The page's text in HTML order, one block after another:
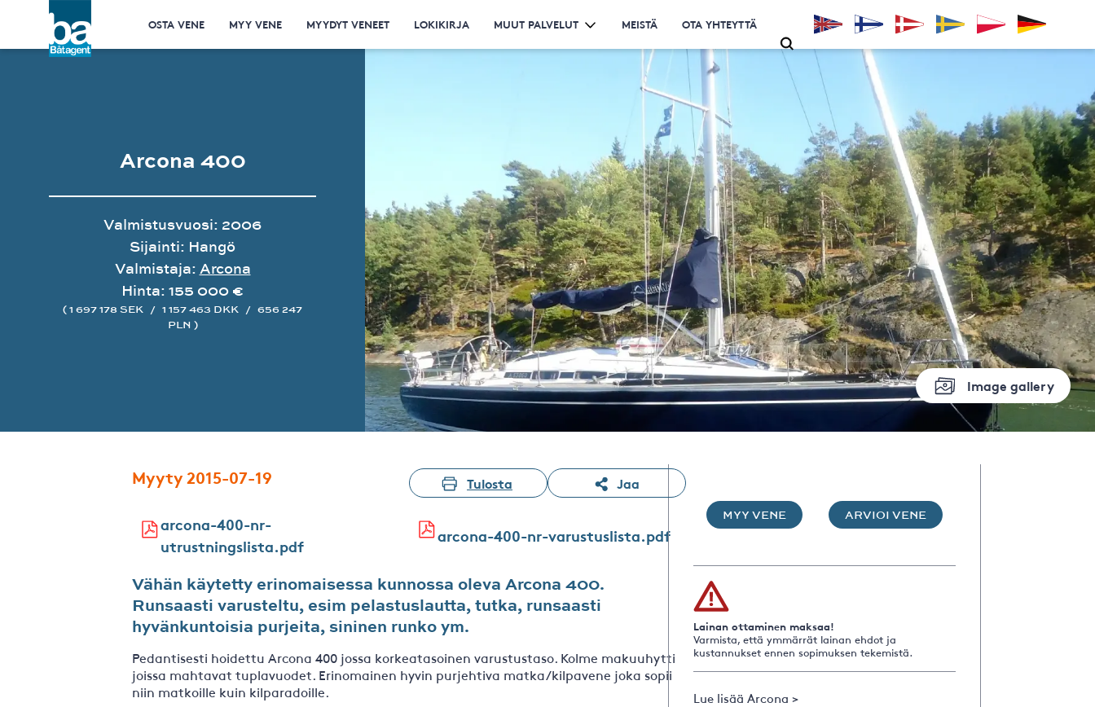
OSTA VENE MYY VENE MYYDYT VENEET LOKIKIRJA MUUT PALVELUT MEISTÄ OTA YHTEYTTÄ
Image gallery
Arcona 400
Valmistusvuosi: 2006
Sijainti: Hangö
Valmistaja: Arcona
Hinta: 155 000 €
( 1 697 178 SEK / 1 157 463 DKK / 656 247
PLN )
Myyty 2015-07-19 Tulosta Jaa
arcona-400-nr-
utrustningslista.pdf
arcona-400-nr-varustuslista.pdf
Vähän käytetty erinomaisessa kunnossa oleva Arcona 400.
Runsaasti varusteltu, esim pelastuslautta, tutka, runsaasti
hyvänkuntoisia purjeita, sininen runko ym.
Pedantisesti hoidettu Arcona 400 jossa korkeatasoinen varustustaso. Kolme makuuhyttiä
joissa mahtavat tuplavuodet. Erinomainen hyvin purjehtiva matka/kilpavene joka sopii
niin matkoille kuin kilparadoille.
MYY VENE ARVIOI VENE
Lainan ottaminen maksaa!
Varmista, että ymmärrät lainan ehdot ja
kustannukset ennen sopimuksen tekemistä.
Lue lisää Arcona >